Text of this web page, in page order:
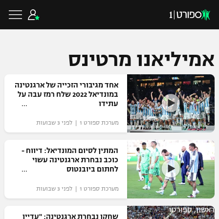
כדורגל ישראלי
ליגת העל
גביע הטוטו
ליגיונרים
גביע המדינה
כדורגל עולמי
ליגת האלופות
ליגה אירופית
ליגה אנגלית
כדורסל ישראלי
ליגת ווינר סל
ליגה לאומית
כדורסל עולמי
NBA
אמיליאנו מרטינס
אחד מגיבורי הזכייה של ארגנטינה
במונדיאל 2022 שלח רמז עבה על
עתידו
מערכת ספורט 1 | לפני 3 שבועות
המתין לסיום המונדיאל: דיווח -
כוכב נבחרת ארגנטינה עשוי
לחתום ביובנטוס
מערכת ספורט 1 | לפני 3 שבועות
ראשון, ספורט1
שחקן נבחרת ארגנטינה: "עדיין